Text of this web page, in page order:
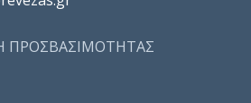
ΠΡΟΣΒΑΣΙΜΟΤΗΤΑΣ